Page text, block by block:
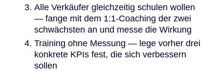
Alle Verkäufer gleichzeitig schulen wollen
— fange mit dem 1:1-Coaching der zwei
schwächsten an und messe die Wirkung
Training ohne Messung — lege vorher drei
konkrete KPIs fest, die sich verbessern
sollen